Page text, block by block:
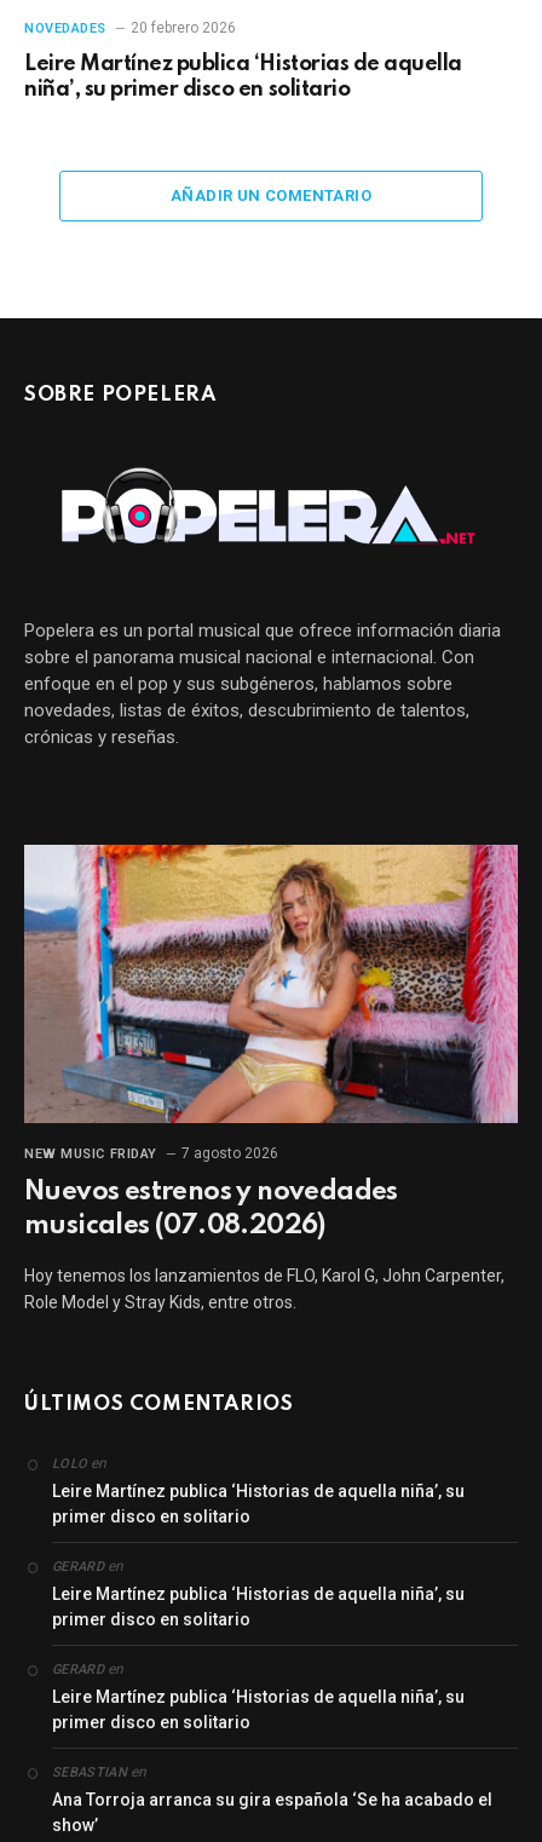
NOVEDADES 20 febrero 2026
Leire Martínez publica ‘Historias de aquella
niña’, su primer disco en solitario
AÑADIR UN COMENTARIO
SOBRE POPELERA
Popelera es un portal musical que ofrece información diaria
sobre el panorama musical nacional e internacional. Con
enfoque en el pop y sus subgéneros, hablamos sobre
novedades, listas de éxitos, descubrimiento de talentos,
crónicas y reseñas.
NEW MUSIC FRIDAY 7 agosto 2026
Nuevos estrenos y novedades
musicales (07.08.2026)
Hoy tenemos los lanzamientos de FLO, Karol G, John Carpenter,
Role Model y Stray Kids, entre otros.
ÚLTIMOS COMENTARIOS
LOLO en
Leire Martínez publica ‘Historias de aquella niña’, su
primer disco en solitario
GERARDen
Leire Martínez publica ‘Historias de aquella niña’, su
primer disco en solitario
GERARDen
Leire Martínez publica ‘Historias de aquella niña’, su
primer disco en solitario
SEBASTIANen
Ana Torroja arranca su gira española ‘Se ha acabado el
show’